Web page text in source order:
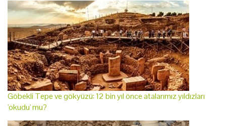
Göbekli Tepe ve gökyüzü: 12 bin yıl önce atalarımız yıldızları
'okudu' mu?